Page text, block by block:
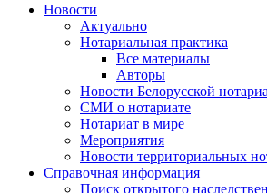
Новости
Актуально
Нотариальная практика
Все материалы
Авторы
Новости Белорусской
СМИ о нотариате
Нотариат в мире
Мероприятия
Новости территориальных
Справочная информация
Поиск открытого